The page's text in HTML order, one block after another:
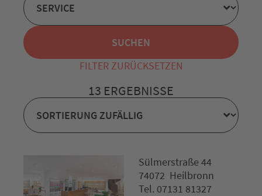
FILTER ZURÜCKSETZEN
13 ERGEBNISSE
Sülmerstraße 44
74072 Heilbronn
Tel. 07131 81327